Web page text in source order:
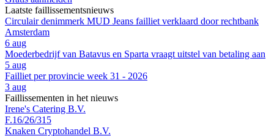
Laatste faillissementsnieuws
Circulair denimmerk MUD Jeans failliet verklaard door rechtbank
Amsterdam
6 aug
Moederbedrijf van Batavus en Sparta vraagt uitstel van betaling aan
5 aug
Failliet per provincie week 31 - 2026
3 aug
Faillissementen in het nieuws
Irene's Catering B.V.
F.16/26/315
Knaken Cryptohandel B.V.